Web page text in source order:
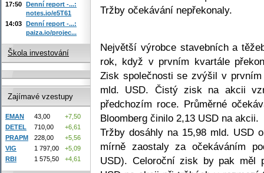
Tržby očekávání nepřekonaly.
Největší výrobce stavebních a
rok, když v prvním kvartále
Zisk společnosti se zvýšil v
mld. USD. Čistý zisk na akcii
předchozím roce. Průměrné
Bloomberg činilo 2,13 USD na akcii.
Tržby dosáhly na 15,98 mld. USD
mírně zaostaly za očekáváním
USD). Celoroční zisk by pak měl
17:50 Denní report -...:
notes.io/e5T61
14:03 Denní report -...:
paiza.io/projec...
Škola investování
Zajímavé vzestupy
EMAN 43,00
+7,50
DETEL
710,00
+6,61
PRAPM
228,00
+5,56
VIG
1 797,00
+5,09
RBI
1 575,50 +4,61